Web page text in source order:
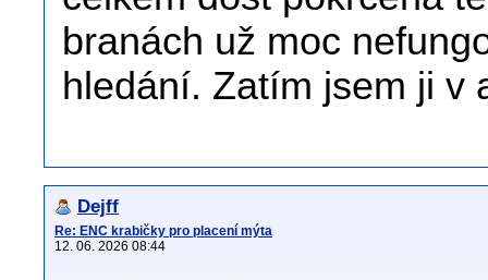
branách už moc
hledání. Zatím jsem ji v
Dejff
Re: ENC krabičky pro placení mýta
12. 06. 2026 08:44